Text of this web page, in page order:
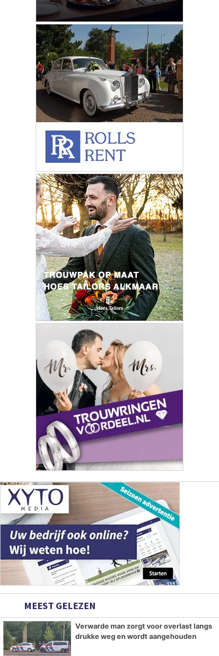
MEEST GELEZEN
Verwarde man zorgt voor overlast langs
drukke weg en wordt aangehouden